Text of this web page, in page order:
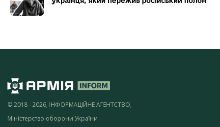
© 2018 - 2026, ІНФОРМАЦІЙНЕ АГЕНТСТВО,
Міністерство оборони України